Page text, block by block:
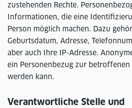
zustehenden Rechte.
Informationen, die eine
Person möglich machen. Dazu
Geburtsdatum, Adresse,
aber auch Ihre IP-Adresse.
ein Personenbezug zur
werden kann.
Verantwortliche Stelle und